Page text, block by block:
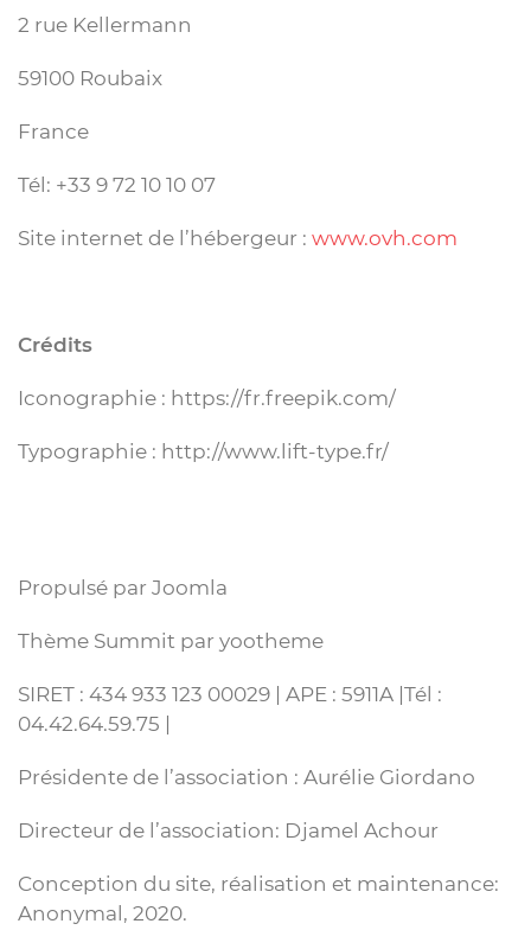
2 rue Kellermann
59100 Roubaix
France
Tél: +33 9 72 10 10 07
Site internet de l’hébergeur : www.ovh.com
Crédits
Iconographie : https://fr.freepik.com/
Typographie : http://www.lift-type.fr/
Propulsé par Joomla
Thème Summit par yootheme
SIRET : 434 933 123 00029 | APE : 5911A |Tél :
04.42.64.59.75 |
Présidente de l’association : Aurélie Giordano
Directeur de l’association: Djamel Achour
Conception du site, réalisation et maintenance:
Anonymal, 2020.